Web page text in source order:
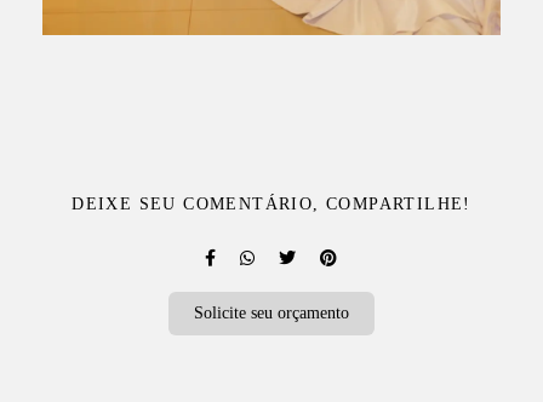
DEIXE SEU COMENTÁRIO, COMPARTILHE!
Solicite seu orçamento